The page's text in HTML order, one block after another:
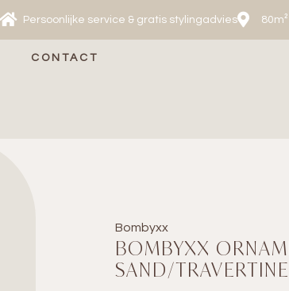
Persoonlijke service & gratis stylingadvies
CONTACT
Bombyxx
BOMBYXX
SAND/TRAVERTINE